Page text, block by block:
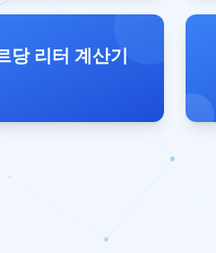
당 리터 계산기